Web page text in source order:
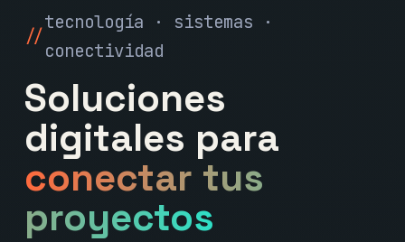
tecnología · sistemas ·
conectividad
Soluciones
digitales para
conectar tus
proyectos